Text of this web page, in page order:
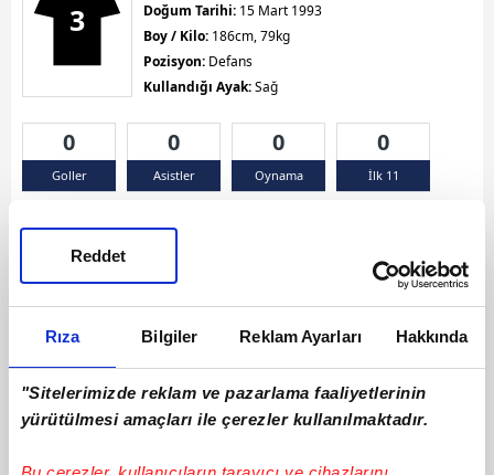
Rıza Bilgiler Reklam Ayarları Hakkında
"Sitelerimizde reklam ve pazarlama faaliyetlerinin
yürütülmesi amaçları ile çerezler kullanılmaktadır.
Reddet
3
Doğum Tarihi: 15 Mart 1993
Boy / Kilo: 186cm, 79kg
Pozisyon: Defans
Kullandığı Ayak:Sağ
0
Goller
0
Asistler
0
Oynama
0
İlk 11